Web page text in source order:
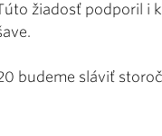
žiadosť podporil i
budeme sláviť